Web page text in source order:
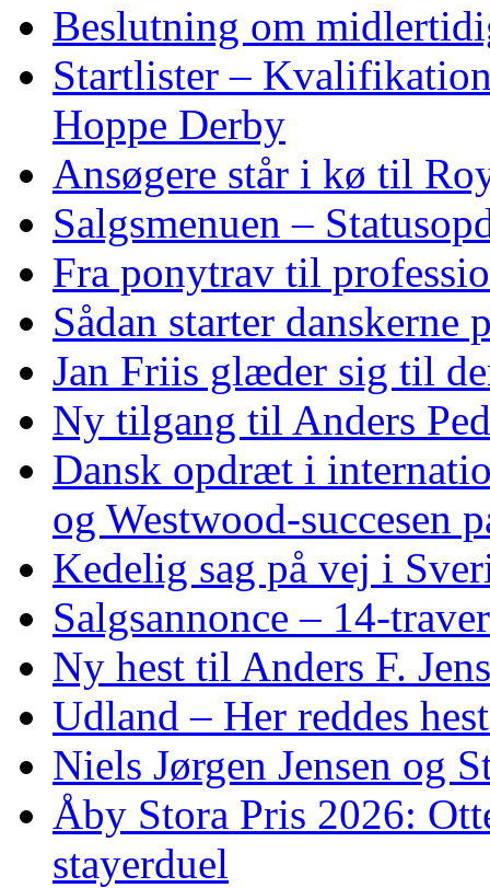
Beslutning om
Startlister –
Hoppe Derby
Ansøgere står i kø til
Salgsmenuen –
Fra ponytrav til
Sådan starter danskerne
Jan Friis glæder sig til
Ny tilgang til Anders
Dansk opdræt i
og Westwood‑succesen
Kedelig sag på vej i
Salgsannonce –
Ny hest til Anders F.
Udland – Her reddes
Niels Jørgen Jensen og
Åby Stora Pris 2026:
stayerduel